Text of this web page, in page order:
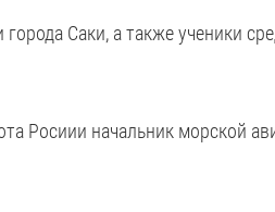
Саки, а также ученики
Росиии начальник морской